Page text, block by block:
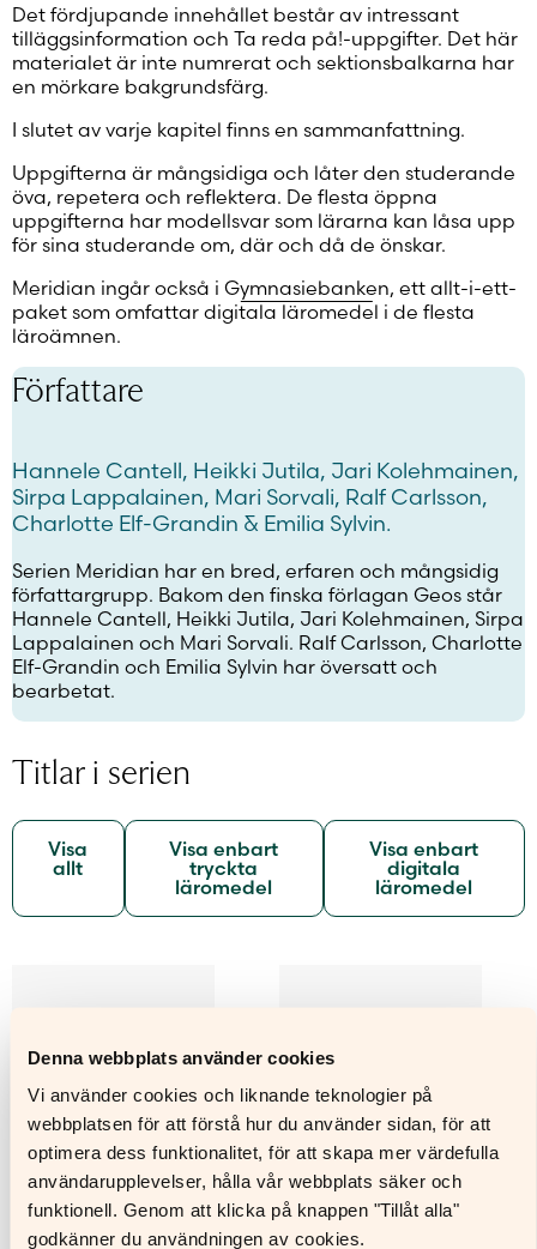
Denna webbplats använder cookies
Vi använder cookies och liknande teknologier på
webbplatsen för att förstå hur du använder sidan, för att
optimera dess funktionalitet, för att skapa mer värdefulla
användarupplevelser, hålla vår webbplats säker och
funktionell. Genom att klicka på knappen "Tillåt alla"
godkänner du användningen av cookies.
Det fördjupande innehållet består av intressant
tilläggsinformation och Ta reda på!-uppgifter. Det här
materialet är inte numrerat och sektionsbalkarna har
en mörkare bakgrundsfärg.
I slutet av varje kapitel finns en sammanfattning.
Uppgifterna är mångsidiga och låter den studerande
öva, repetera och reflektera. De flesta öppna
uppgifterna har modellsvar som lärarna kan låsa upp
för sina studerande om, där och då de önskar.
Meridian ingår också i Gymnasiebanken, ett allt-i-ett-
paket som omfattar digitala läromedel i de flesta
läroämnen.
Författare
Hannele Cantell, Heikki Jutila, Jari Kolehmainen,
Sirpa Lappalainen, Mari Sorvali, Ralf Carlsson,
Charlotte Elf-Grandin & Emilia Sylvin.
Serien Meridian har en bred, erfaren och mångsidig
författargrupp. Bakom den finska förlagan Geos står
Hannele Cantell, Heikki Jutila, Jari Kolehmainen, Sirpa
Lappalainen och Mari Sorvali. Ralf Carlsson, Charlotte
Elf-Grandin och Emilia Sylvin har översatt och
bearbetat.
Titlar i serien
Visa
allt
Visa enbart
tryckta
läromedel
Visa enbart
digitala
läromedel
har
flera
varianter.
De
olika
alternativen
kan
väljas
på
har
flera
varianter.
De
olika
alternativen
kan
väljas
på